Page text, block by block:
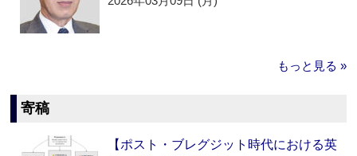
もっと見る »
寄稿
【ポスト・ブレグジット時代における英